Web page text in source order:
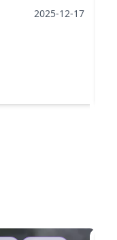
2025-12-17